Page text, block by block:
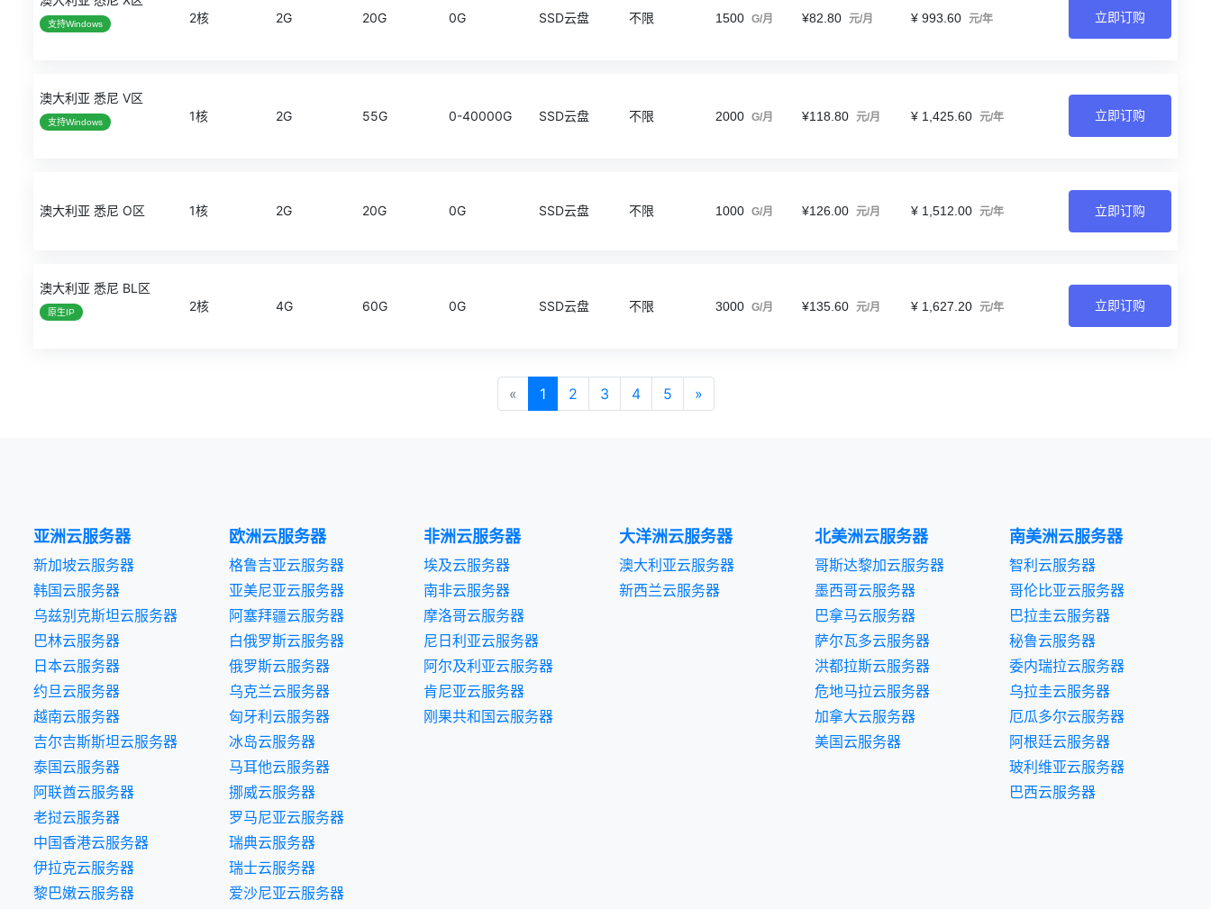
支持Windows 2核 2G 20G 0G SSD云盘 不限 1500 G/月 ¥82.80 元/月 ¥ 993.60 元/年 立即订购
澳大利亚 悉尼 V区
支持Windows 1核 2G 55G 0-40000G SSD云盘 不限 2000 G/月 ¥118.80 元/月 ¥ 1,425.60 元/年 立即订购
澳大利亚 悉尼 O区 1核 2G 20G 0G SSD云盘 不限 1000 G/月 ¥126.00 元/月 ¥ 1,512.00 元/年 立即订购
澳大利亚 悉尼 BL区
原生IP 2核 4G 60G 0G SSD云盘 不限 3000 G/月 ¥135.60 元/月 ¥ 1,627.20 元/年 立即订购
« 1 2 3 4 5 »
亚洲云服务器
新加坡云服务器
韩国云服务器
乌兹别克斯坦云服务器
巴林云服务器
日本云服务器
约旦云服务器
越南云服务器
吉尔吉斯斯坦云服务器
泰国云服务器
阿联酋云服务器
老挝云服务器
中国香港云服务器
伊拉克云服务器
黎巴嫩云服务器
欧洲云服务器
格鲁吉亚云服务器
亚美尼亚云服务器
阿塞拜疆云服务器
白俄罗斯云服务器
俄罗斯云服务器
乌克兰云服务器
匈牙利云服务器
冰岛云服务器
马耳他云服务器
挪威云服务器
罗马尼亚云服务器
瑞典云服务器
瑞士云服务器
爱沙尼亚云服务器
非洲云服务器
埃及云服务器
南非云服务器
摩洛哥云服务器
尼日利亚云服务器
阿尔及利亚云服务器
肯尼亚云服务器
刚果共和国云服务器
大洋洲云服务器
澳大利亚云服务器
新西兰云服务器
北美洲云服务器
哥斯达黎加云服务器
墨西哥云服务器
巴拿马云服务器
萨尔瓦多云服务器
洪都拉斯云服务器
危地马拉云服务器
加拿大云服务器
美国云服务器
南美洲云服务器
智利云服务器
哥伦比亚云服务器
巴拉圭云服务器
秘鲁云服务器
委内瑞拉云服务器
乌拉圭云服务器
厄瓜多尔云服务器
阿根廷云服务器
玻利维亚云服务器
巴西云服务器